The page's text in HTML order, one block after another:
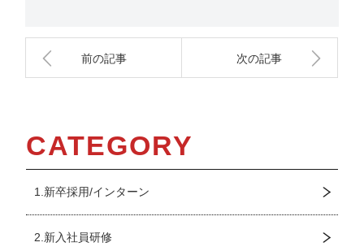
CATEGORY
1.新卒採用/インターン
2.新入社員研修
前の記事 次の記事